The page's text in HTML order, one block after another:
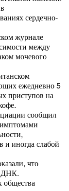
сердечно-
журнале
между
мочевого
ежедневно 5
приступов на
сообщил
и иногда слабой
что
ДНК.
общества